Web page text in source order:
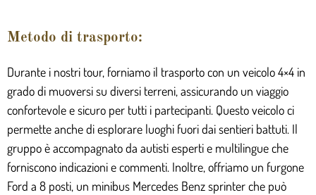
Metodo di trasporto:
Durante i nostri tour, forniamo il trasporto con un veicolo 4×4 in
grado di muoversi su diversi terreni, assicurando un viaggio
confortevole e sicuro per tutti i partecipanti. Questo veicolo ci
permette anche di esplorare luoghi fuori dai sentieri battuti. Il
gruppo è accompagnato da autisti esperti e multilingue che
forniscono indicazioni e commenti. Inoltre, offriamo un furgone
Ford a 8 posti, un minibus Mercedes Benz sprinter che può